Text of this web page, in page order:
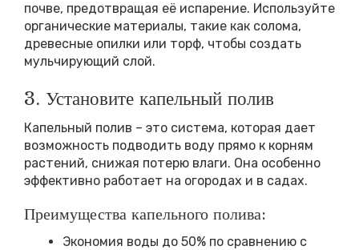
почве, предотвращая её испарение. Используйте
органические материалы, такие как солома,
древесные опилки или торф, чтобы создать
мульчирующий слой.
3. Установите капельный полив
Капельный полив – это система, которая дает
возможность подводить воду прямо к корням
растений, снижая потерю влаги. Она особенно
эффективно работает на огородах и в садах.
Преимущества капельного полива:
Экономия воды до 50% по сравнению с